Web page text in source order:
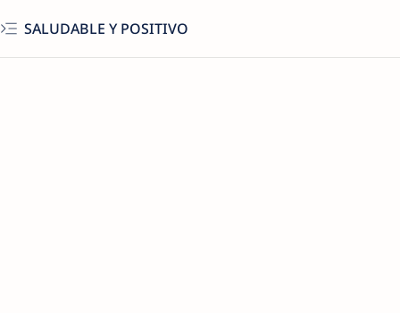
SALUDABLE Y POSITIVO